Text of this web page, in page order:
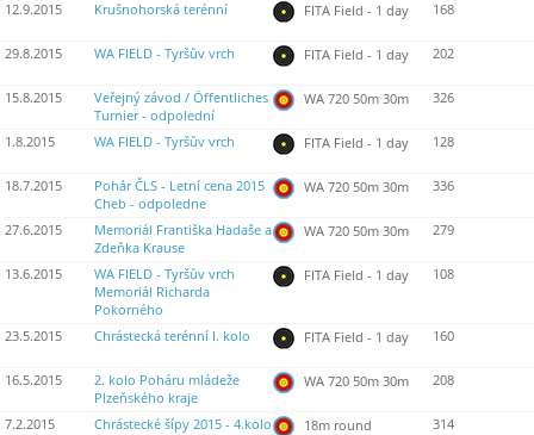
12.9.2015 Krušnohorská terénní FITA Field - 1 day 168
29.8.2015 WA FIELD - Tyršův vrch FITA Field - 1 day 202
15.8.2015
Veřejný závod / Öffentliches
Turnier - odpolední
WA 720 50m 30m 326
1.8.2015 WA FIELD - Tyršův vrch FITA Field - 1 day 128
18.7.2015
Pohár ČLS - Letní cena 2015
Cheb - odpoledne
WA 720 50m 30m 336
27.6.2015
Memoriál Františka Hadaše a
Zdeňka Krause
WA 720 50m 30m 279
13.6.2015
WA FIELD - Tyršův vrch
Memoriál Richarda
Pokorného
FITA Field - 1 day 108
23.5.2015 Chrástecká terénní I. kolo FITA Field - 1 day 160
16.5.2015
2. kolo Poháru mládeže
Plzeňského kraje
WA 720 50m 30m 208
7.2.2015 Chrástecké šípy 2015 - 4.kolo 18m round 314